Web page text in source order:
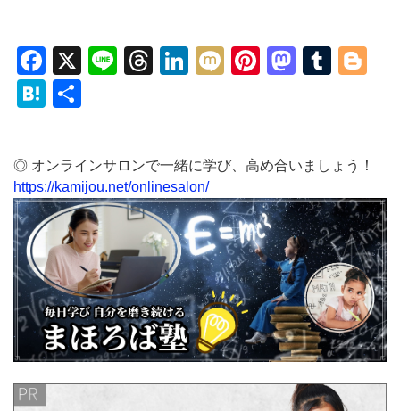
Facebook
X LineThreads
LinkedIn
MixiPinterest
Hatena
◎ オンラインサロンで一緒に学び、高め合いましょう！
https://kamijou.net/onlinesalon/